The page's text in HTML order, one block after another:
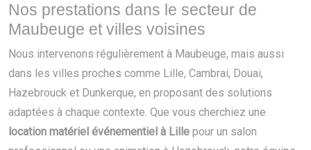
Nos prestations dans le secteur de
Maubeuge et villes voisines
Nous intervenons régulièrement à Maubeuge, mais aussi
dans les villes proches comme Lille, Cambrai, Douai,
Hazebrouck et Dunkerque, en proposant des solutions
adaptées à chaque contexte. Que vous cherchiez une
location matériel événementiel à Lille pour un salon